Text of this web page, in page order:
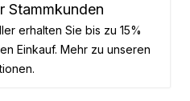
Stammkunden
erhalten Sie bis zu 15%
Einkauf. Mehr zu unseren